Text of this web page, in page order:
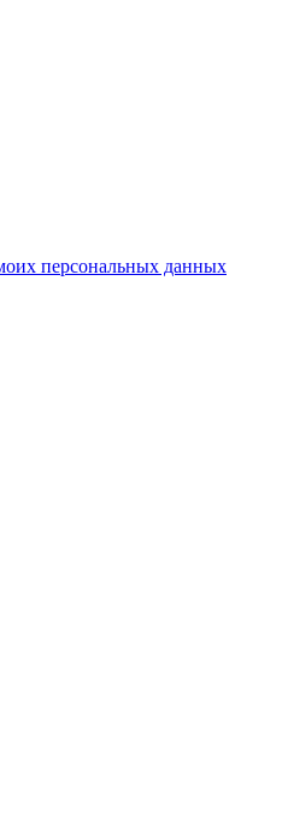
персональных данных